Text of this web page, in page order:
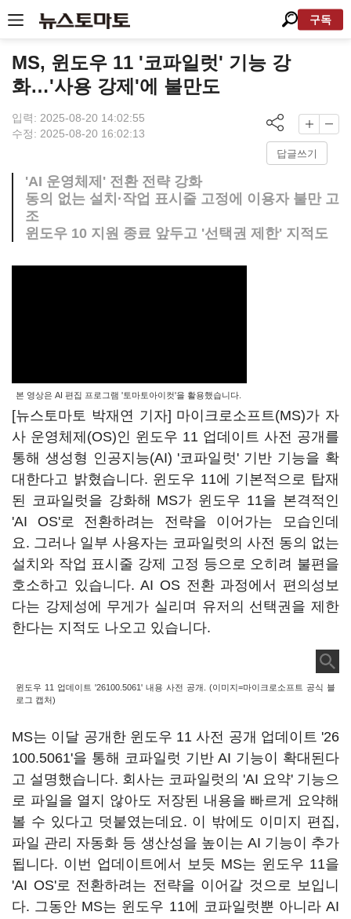
구독
MS, 윈도우 11 '코파일럿' 기능 강
화…'사용 강제'에 불만도
입력: 2025-08-20 14:02:55
수정: 2025-08-20 16:02:13
답글쓰기
'AI 운영체제' 전환 전략 강화
동의 없는 설치·작업 표시줄 고정에 이용자 불만 고
조
윈도우 10 지원 종료 앞두고 '선택권 제한' 지적도
본 영상은 AI 편집 프로그램 '토마토아이컷'을 활용했습니다.
[뉴스토마토 박재연 기자] 마이크로소프트(MS)가 자
사 운영체제(OS)인 윈도우 11 업데이트 사전 공개를
통해 생성형 인공지능(AI) '코파일럿' 기반 기능을 확
대한다고 밝혔습니다. 윈도우 11에 기본적으로 탑재
된 코파일럿을 강화해 MS가 윈도우 11을 본격적인
'AI OS'로 전환하려는 전략을 이어가는 모습인데
요. 그러나 일부 사용자는 코파일럿의 사전 동의 없는
설치와 작업 표시줄 강제 고정 등으로 오히려 불편을
호소하고 있습니다. AI OS 전환 과정에서 편의성보
다는 강제성에 무게가 실리며 유저의 선택권을 제한
한다는 지적도 나오고 있습니다.
윈도우 11 업데이트 '26100.5061' 내용 사전 공개. (이미지=마이크로소프트 공식 블
로그 캡처)
MS는 이달 공개한 윈도우 11 사전 공개 업데이트 '26
100.5061'을 통해 코파일럿 기반 AI 기능이 확대된다
고 설명했습니다. 회사는 코파일럿의 'AI 요약' 기능으
로 파일을 열지 않아도 저장된 내용을 빠르게 요약해
볼 수 있다고 덧붙였는데요. 이 밖에도 이미지 편집,
파일 관리 자동화 등 생산성을 높이는 AI 기능이 추가
됩니다. 이번 업데이트에서 보듯 MS는 윈도우 11을
'AI OS'로 전환하려는 전략을 이어갈 것으로 보입니
다. 그동안 MS는 윈도우 11에 코파일럿뿐 아니라 AI